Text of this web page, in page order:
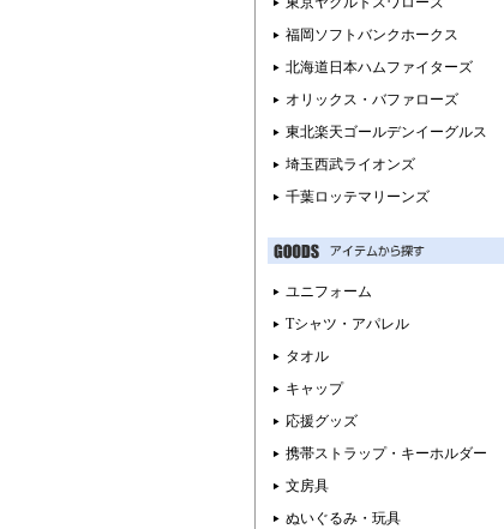
福岡ソフトバンクホークス
北海道日本ハムファイターズ
オリックス・バファローズ
東北楽天ゴールデンイーグルス
埼玉西武ライオンズ
千葉ロッテマリーンズ
ユニフォーム
Tシャツ・アパレル
タオル
キャップ
応援グッズ
携帯ストラップ・キーホルダー
文房具
ぬいぐるみ・玩具